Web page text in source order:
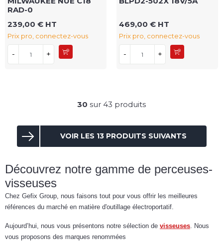
RAD-0
239,00 € HT
Prix pro, connectez-vous
- +
469,00 € HT
Prix pro, connectez-vous
- +
30 sur 43 produits
VOIR LES 13 PRODUITS SUIVANTS
Découvrez notre gamme de perceuses-
visseuses
Chez Gefix Group, nous faisons tout pour vous offrir les meilleures
références du marché en matière d'outillage électroportatif.
Aujourd’hui, nous vous présentons notre sélection de visseuses. Nous
vous proposons des marques renommées